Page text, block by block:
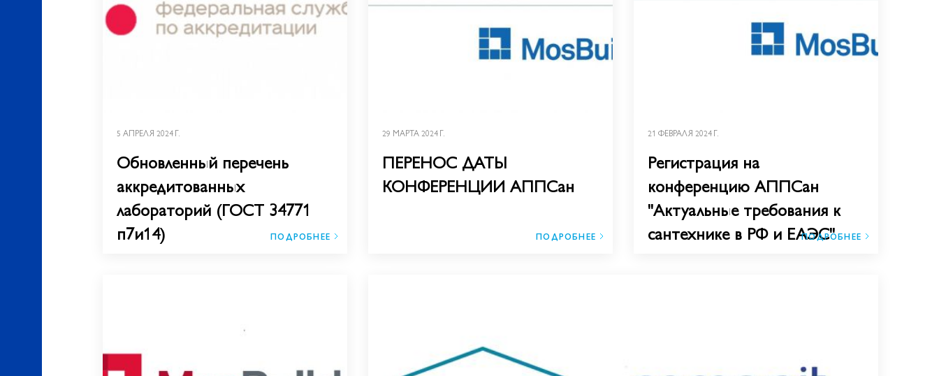
5 АПРЕЛЯ 2024 Г.
Обновленный перечень
аккредитованных
лабораторий (ГОСТ 34771
п7и14)
ПОДРОБНЕЕ
29 МАРТА 2024 Г.
ПЕРЕНОС ДАТЫ
КОНФЕРЕНЦИИ АППСан
ПОДРОБНЕЕ
21 ФЕВРАЛЯ 2024 Г.
Регистрация на
конференцию АППСан
"Актуальные требования к
сантехнике в РФ и ЕАЭС​"
ПОДРОБНЕЕ